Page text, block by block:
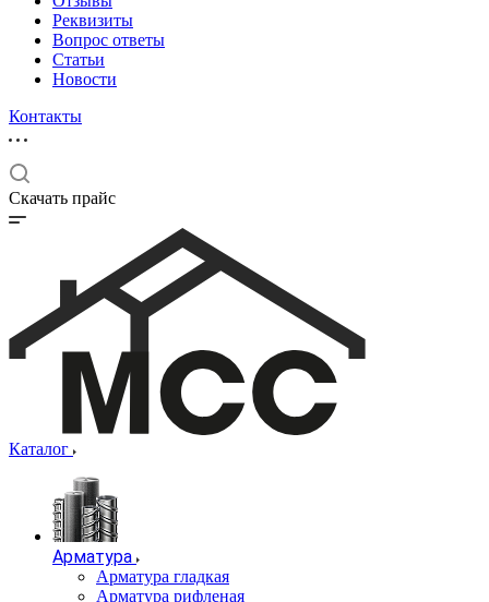
Реквизиты
Вопрос ответы
Статьи
Новости
Контакты
Скачать прайс
Каталог
Арматура
Арматура гладкая
Арматура рифленая